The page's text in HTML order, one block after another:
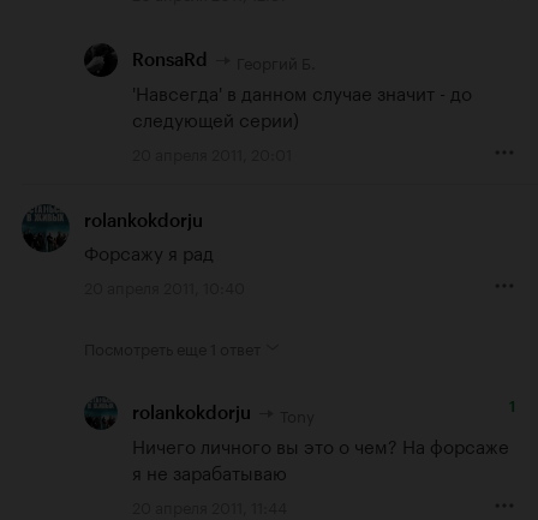
RonsaRd
'Навсегда' в данном случае значит - до
следующей серии)
rolankokdorju
Форсажу я рад
rolankokdorju 1
Ничего личного вы это о чем? На форсаже
я не зарабатываю